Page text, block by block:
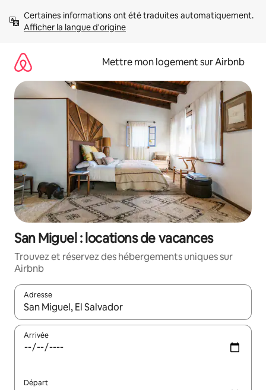
directement
Afficher la langue d'origine
Mettre mon logement sur Airbnb
San Miguel : locations de vacances
Trouvez et réservez des hébergements uniques sur
Airbnb
Adresse
Lorsque les résultats s'affichent, utilisez les flèches vers le
Arrivée
Départ